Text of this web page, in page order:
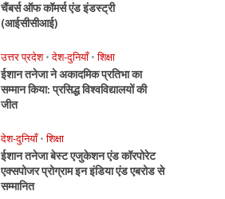
चैंबर्स ऑफ कॉमर्स एंड इंडस्ट्री
(आईसीसीआई)
उत्तर प्रदेश • देश-दुनियाँ • शिक्षा
ईशान तनेजा ने अकादमिक प्रतिभा का
सम्मान किया: प्रसिद्ध विश्वविद्यालयों की
जीत
देश-दुनियाँ • शिक्षा
ईशान तनेजा बेस्ट एजुकेशन एंड कॉरपोरेट
एक्सपोजर प्रोग्राम इन इंडिया एंड एबरोड से
सम्मानित